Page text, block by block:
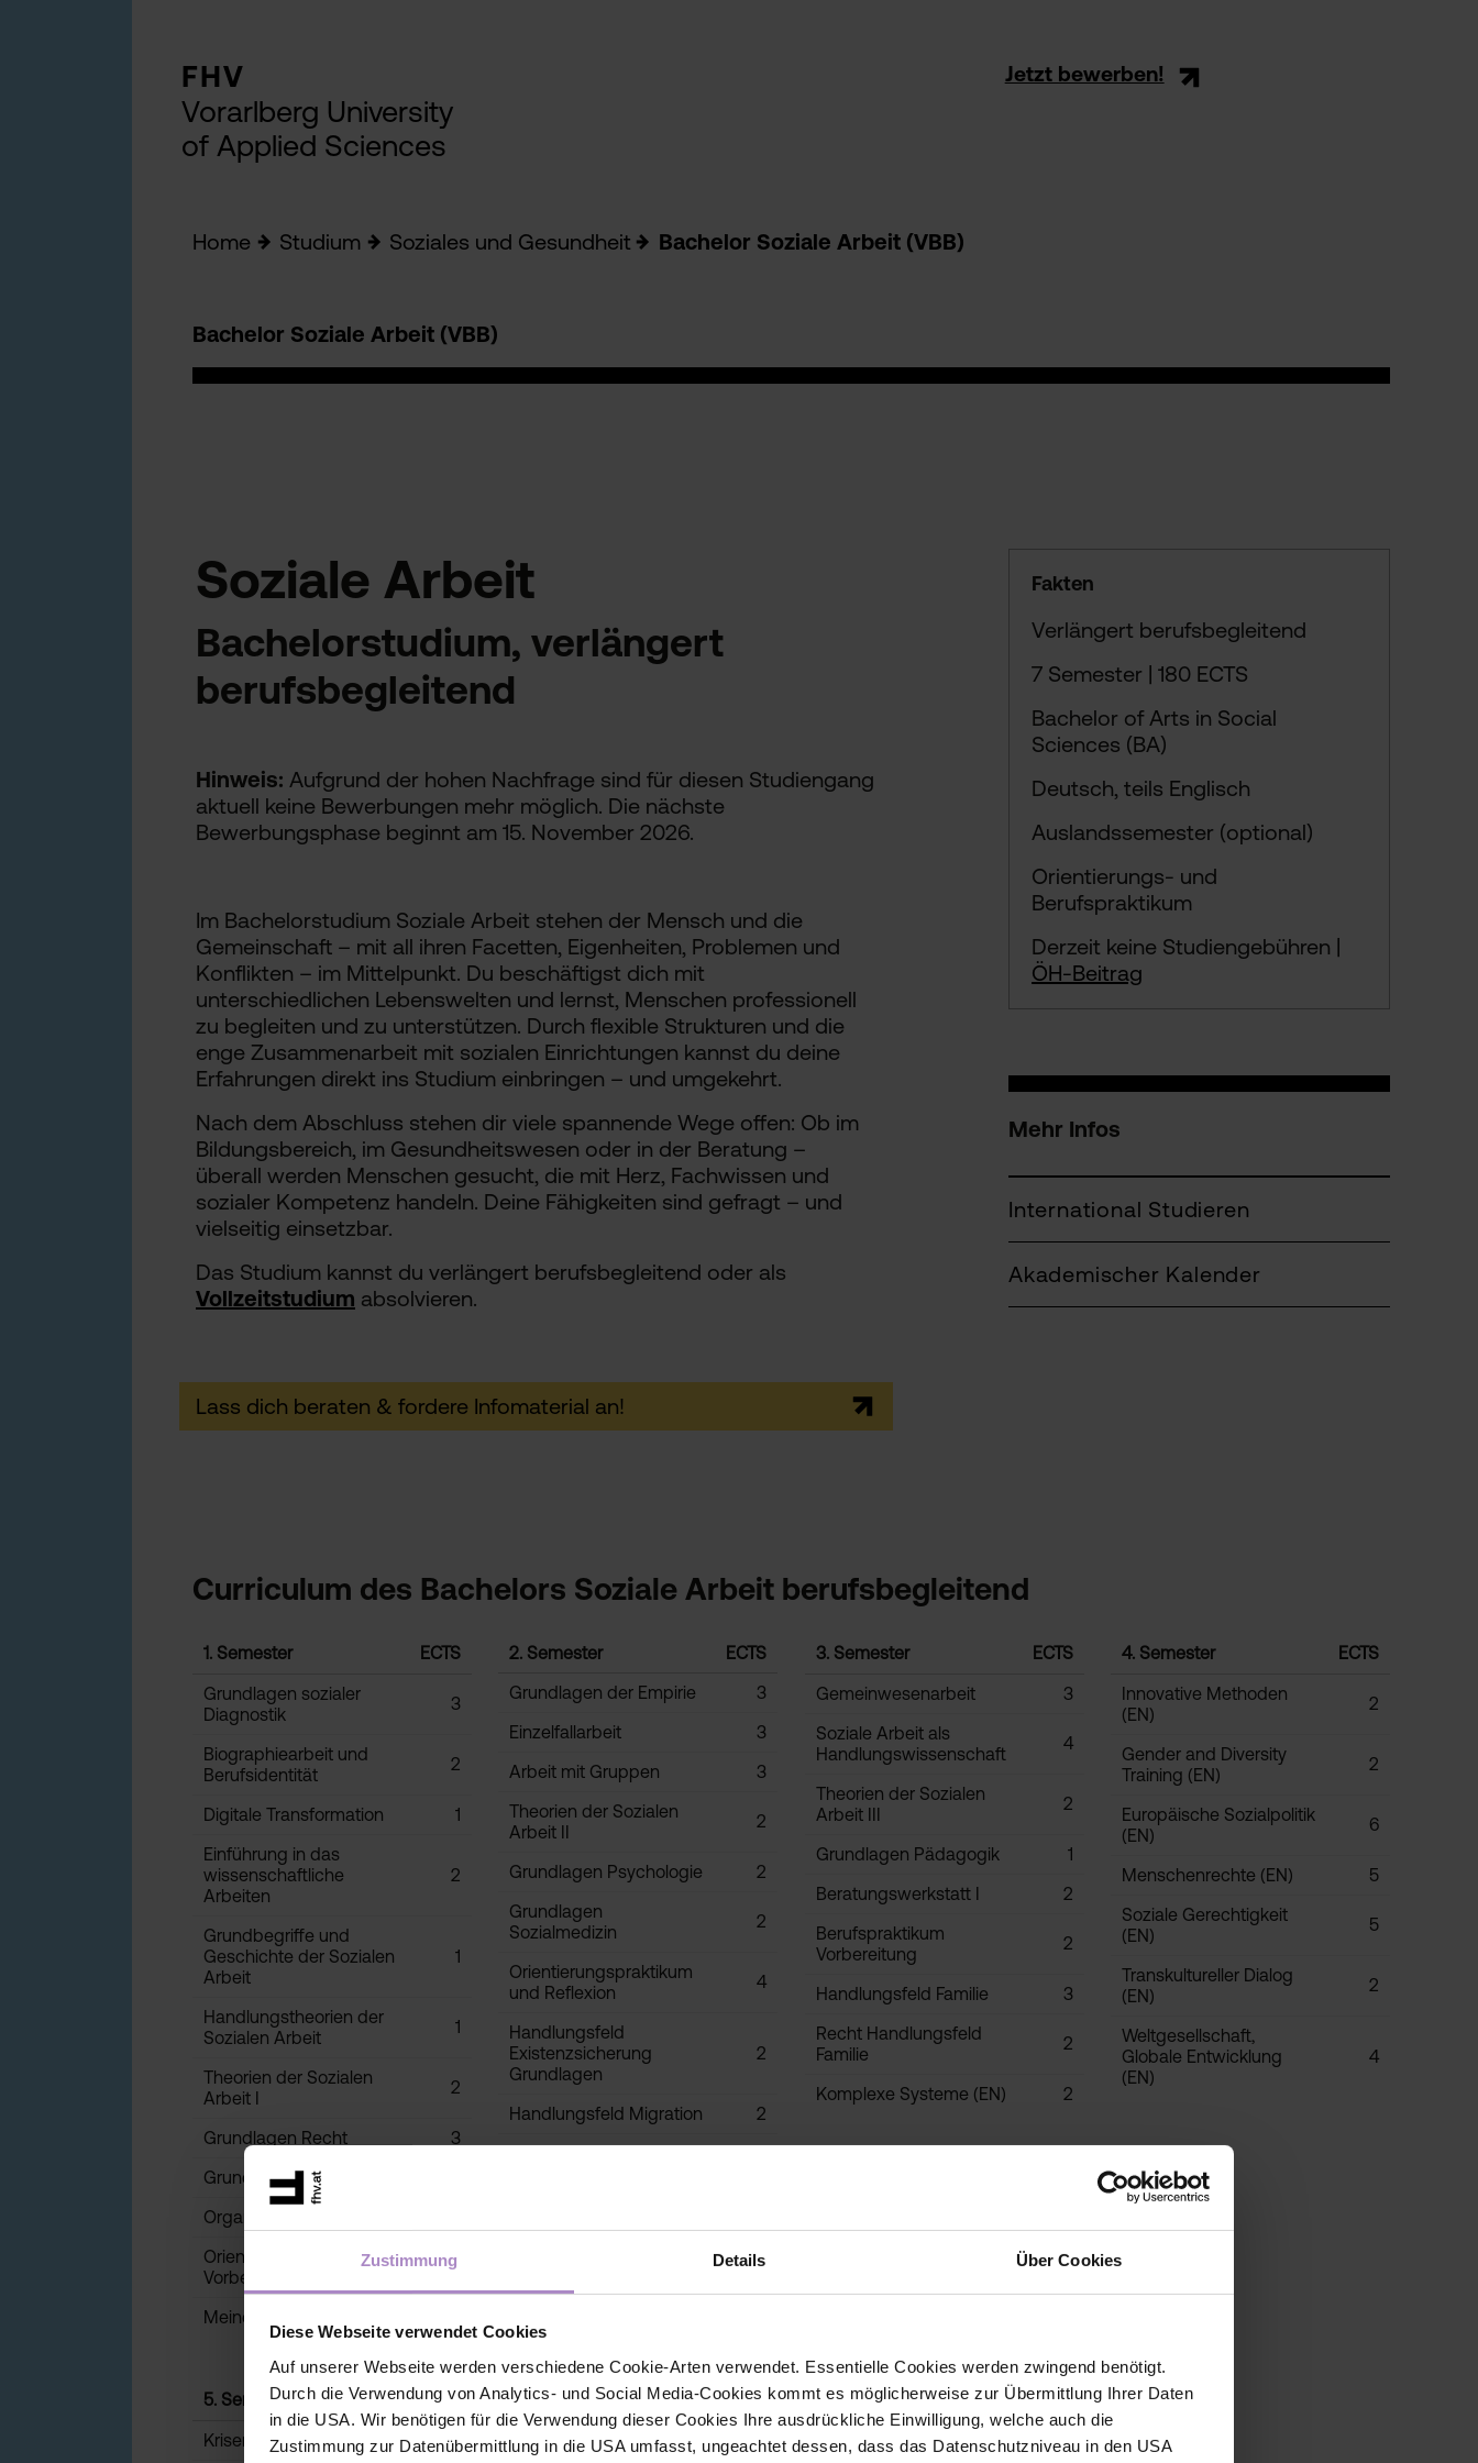
Zustimmung Details Über Cookies
Diese Webseite verwendet Cookies
Auf unserer Webseite werden verschiedene Cookie-Arten verwendet. Essentielle Cookies werden zwingend benötigt.
Durch die Verwendung von Analytics- und Social Media-Cookies kommt es möglicherweise zur Übermittlung Ihrer Daten
in die USA. Wir benötigen für die Verwendung dieser Cookies Ihre ausdrückliche Einwilligung, welche auch die
Zustimmung zur Datenübermittlung in die USA umfasst, ungeachtet dessen, dass das Datenschutzniveau in den USA
FHV
Vorarlberg University
of Applied Sciences
Jetzt bewerben!
Home Studium Soziales und Gesundheit Bachelor Soziale Arbeit (VBB)
Bachelor Soziale Arbeit (VBB)
Soziale Arbeit
Bachelorstudium, verlängert
berufsbegleitend
Hinweis: Aufgrund der hohen Nachfrage sind für diesen Studiengang
aktuell keine Bewerbungen mehr möglich. Die nächste
Bewerbungsphase beginnt am 15. November 2026.
Im Bachelorstudium Soziale Arbeit stehen der Mensch und die
Gemeinschaft – mit all ihren Facetten, Eigenheiten, Problemen und
Konflikten – im Mittelpunkt. Du beschäftigst dich mit
unterschiedlichen Lebenswelten und lernst, Menschen professionell
zu begleiten und zu unterstützen. Durch flexible Strukturen und die
enge Zusammenarbeit mit sozialen Einrichtungen kannst du deine
Erfahrungen direkt ins Studium einbringen – und umgekehrt.
Nach dem Abschluss stehen dir viele spannende Wege offen: Ob im
Bildungsbereich, im Gesundheitswesen oder in der Beratung –
überall werden Menschen gesucht, die mit Herz, Fachwissen und
sozialer Kompetenz handeln. Deine Fähigkeiten sind gefragt – und
vielseitig einsetzbar.
Das Studium kannst du verlängert berufsbegleitend oder als
Vollzeitstudium absolvieren.
Lass dich beraten & fordere Infomaterial an!
Fakten
Verlängert berufsbegleitend
7 Semester | 180 ECTS
Bachelor of Arts in Social
Sciences (BA)
Deutsch, teils Englisch
Auslandssemester (optional)
Orientierungs- und
Berufspraktikum
Derzeit keine Studiengebühren |
ÖH-Beitrag
Mehr Infos
International Studieren
Akademischer Kalender
Curriculum des Bachelors Soziale Arbeit berufsbegleitend
1. Semester ECTS
Grundlagen sozialer
Diagnostik
3
Biographiearbeit und
Berufsidentität
2
Digitale Transformation
1
Einführung in das
wissenschaftliche
Arbeiten
2
Grundbegriffe und
Geschichte der Sozialen
Arbeit
1
Handlungstheorien der
Sozialen Arbeit
1
Theorien der Sozialen
Arbeit I
2
Grundlagen Recht
3
Grundlagen Soziologie
Organisation und Praxis
Orientierungspraktikum
Vorbereitung
3
Meine Biografie (EN)
2. Semester
ECTS
Grundlagen der Empirie
3
Einzelfallarbeit
3
Arbeit mit Gruppen
3
Theorien der Sozialen
Arbeit II
2
Grundlagen Psychologie
2
Grundlagen
Sozialmedizin
2
Orientierungspraktikum
und Reflexion
4
Handlungsfeld
Existenzsicherung
Grundlagen
2
Handlungsfeld Migration
2
3. Semester ECTS
Gemeinwesenarbeit
3
Soziale Arbeit als
Handlungswissenschaft
4
Theorien der Sozialen
Arbeit III
2
Grundlagen Pädagogik
1
Beratungswerkstatt I
2
Berufspraktikum
Vorbereitung
2
Handlungsfeld Familie
3
Recht Handlungsfeld
Familie
2
Komplexe Systeme (EN) 2
4. Semester ECTS
Innovative Methoden
(EN)
2
Gender and Diversity
Training (EN)
2
Europäische Sozialpolitik
(EN)
6
Menschenrechte (EN)
5
Soziale Gerechtigkeit
(EN)
5
Transkultureller Dialog
(EN)
2
Weltgesellschaft,
Globale Entwicklung
(EN)
4
5. Semester ECTS
Krisenintervention
2
6. Semester ECTS
Sozialpädagogische
2
7. Semester ECTS
Qualitätssicherung
3